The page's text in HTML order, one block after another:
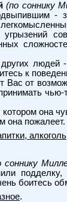
(по соннику
-
людей
к
Вас от
она
она пожалеет.
алкоголь
соннику
боитесь
.